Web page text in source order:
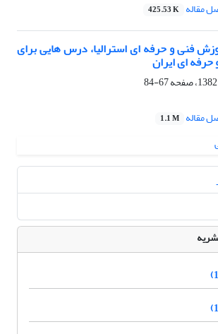
مقاله 425.53 K
فنی و حرفه ای استرالیا، درس هایی برای
ای ایران
67-84
مقاله 1.1 M